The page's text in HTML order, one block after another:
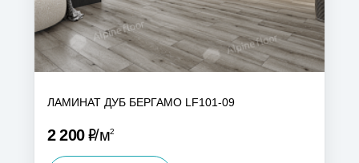
ЛАМИНАТ ДУБ БЕРГАМО LF101-09
2 200Р м2